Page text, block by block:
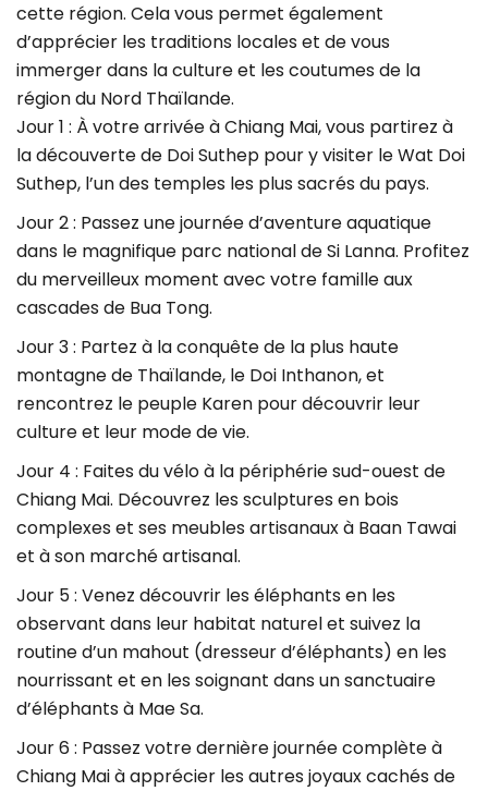
cette région. Cela vous permet également
d’apprécier les traditions locales et de vous
immerger dans la culture et les coutumes de la
région du Nord Thaïlande.
Jour 1 : À votre arrivée à Chiang Mai, vous partirez à
la découverte de Doi Suthep pour y visiter le Wat Doi
Suthep, l’un des temples les plus sacrés du pays.
Jour 2 : Passez une journée d’aventure aquatique
dans le magnifique parc national de Si Lanna. Profitez
du merveilleux moment avec votre famille aux
cascades de Bua Tong.
Jour 3 : Partez à la conquête de la plus haute
montagne de Thaïlande, le Doi Inthanon, et
rencontrez le peuple Karen pour découvrir leur
culture et leur mode de vie.
Jour 4 : Faites du vélo à la périphérie sud-ouest de
Chiang Mai. Découvrez les sculptures en bois
complexes et ses meubles artisanaux à Baan Tawai
et à son marché artisanal.
Jour 5 : Venez découvrir les éléphants en les
observant dans leur habitat naturel et suivez la
routine d’un mahout (dresseur d’éléphants) en les
nourrissant et en les soignant dans un sanctuaire
d’éléphants à Mae Sa.
Jour 6 : Passez votre dernière journée complète à
Chiang Mai à apprécier les autres joyaux cachés de